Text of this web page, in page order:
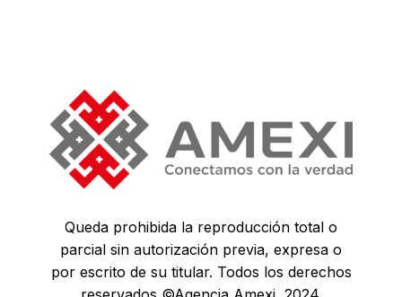
Queda prohibida la reproducción total o
parcial sin autorización previa, expresa o
por escrito de su titular. Todos los derechos